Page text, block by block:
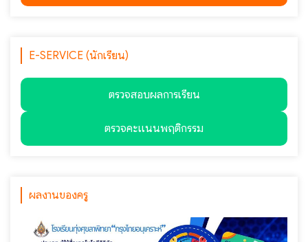
E-SERVICE (นักเรียน)
ตรวจสอบผลการเรียน
ตรวจคะแนนพฤติกรรม
ผลงานของครู